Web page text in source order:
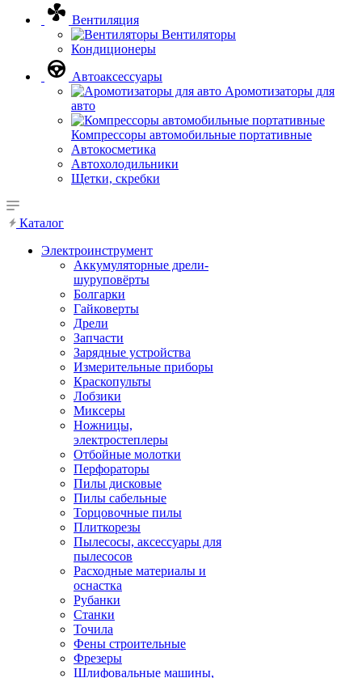
Вентиляция
Вентиляторы
Кондиционеры
Автоаксессуары
Аромотизаторы для
авто
Компрессоры автомобильные портативные
Автокосметика
Автохолодильники
Щетки, скребки
Каталог
Электроинструмент
Аккумуляторные дрели-
шуруповёрты
Болгарки
Гайковерты
Дрели
Запчасти
Зарядные устройства
Измерительные приборы
Краскопульты
Лобзики
Миксеры
Ножницы,
электростеплеры
Отбойные молотки
Перфораторы
Пилы дисковые
Пилы сабельные
Торцовочные пилы
Плиткорезы
Пылесосы, аксессуары для
пылесосов
Расходные материалы и
оснастка
Рубанки
Станки
Точила
Фены строительные
Фрезеры
Шлифовальные машины,